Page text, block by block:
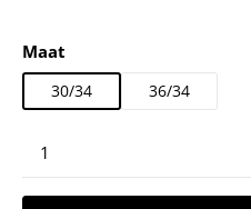
Selecteer
Maat
30/34 36/34
Producthoeveelheid: